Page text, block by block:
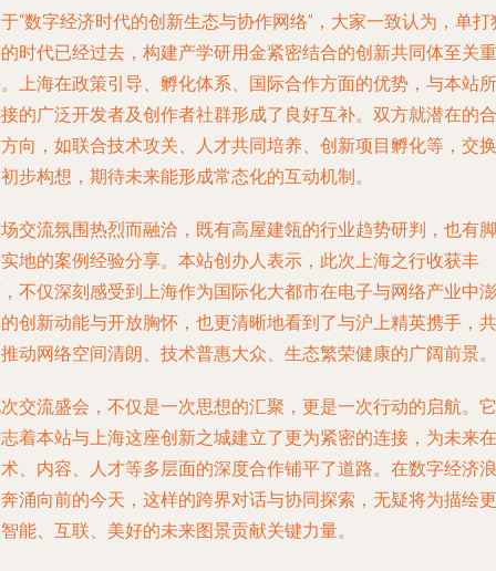
“数字经济时代的创新生态与协作网络”，大家一致认为，单打
时代已经过去，构建产学研用金紧密结合的创新共同体至关重
上海在政策引导、孵化体系、国际合作方面的优势，与本站所
的广泛开发者及创作者社群形成了良好互补。双方就潜在的合
向，如联合技术攻关、人才共同培养、创新项目孵化等，交换
步构想，期待未来能形成常态化的互动机制。
交流氛围热烈而融洽，既有高屋建瓴的行业趋势研判，也有脚
地的案例经验分享。本站创办人表示，此次上海之行收获丰
不仅深刻感受到上海作为国际化大都市在电子与网络产业中澎
创新动能与开放胸怀，也更清晰地看到了与沪上精英携手，共
动网络空间清朗、技术普惠大众、生态繁荣健康的广阔前景。
交流盛会，不仅是一次思想的汇聚，更是一次行动的启航。它
着本站与上海这座创新之城建立了更为紧密的连接，为未来在
、内容、人才等多层面的深度合作铺平了道路。在数字经济浪
涌向前的今天，这样的跨界对话与协同探索，无疑将为描绘更
能、互联、美好的未来图景贡献关键力量。